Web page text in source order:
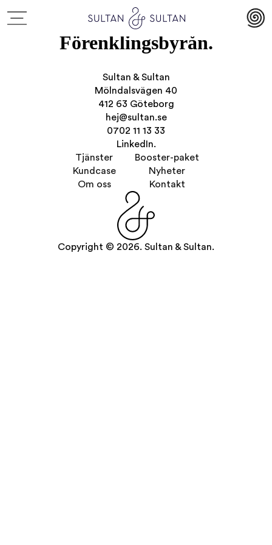
Förenklingsbyrån.
Sultan & Sultan
Mölndalsvägen 40
412 63 Göteborg
hej@sultan.se
0702 11 13 33
LinkedIn.
Tjänster
Kundcase
Om oss
Booster-paket
Nyheter
Kontakt
Copyright © 2026. Sultan & Sultan.